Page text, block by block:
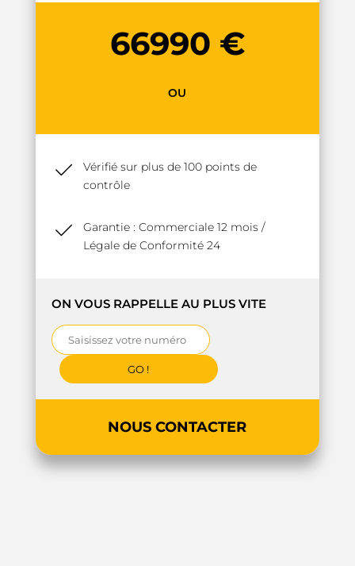
66990 €
OU
Vérifié sur plus de 100 points de
contrôle
Garantie : Commerciale 12 mois /
Légale de Conformité 24
ON VOUS RAPPELLE AU PLUS VITE
NOUS CONTACTER